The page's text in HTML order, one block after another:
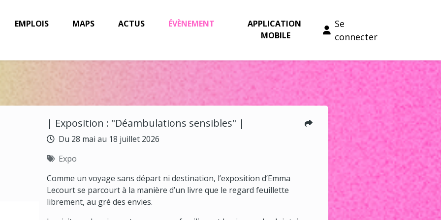
EMPLOIS MAPS ACTUS ÉVÈNEMENT
APPLICATION
MOBILE
Se
connecter
| Exposition : "Déambulations sensibles" |
Du 28 mai au 18 juillet 2026
Expo
Comme un voyage sans départ ni destination, l’exposition d’Emma
Lecourt se parcourt à la manière d’un livre que le regard feuillette
librement, au gré des envies.